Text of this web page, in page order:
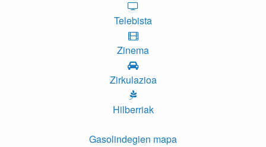
Telebista
Zinema
Zirkulazioa
Hilberriak
Gasolindegien mapa